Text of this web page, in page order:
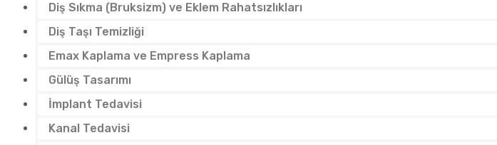
Diş Sıkma (Bruksizm) ve Eklem Rahatsızlıkları
Diş Taşı Temizliği
Emax Kaplama ve Empress Kaplama
Gülüş Tasarımı
İmplant Tedavisi
Kanal Tedavisi